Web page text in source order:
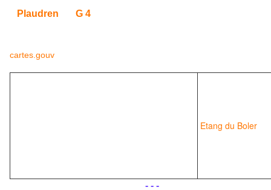
Plaudren G 4
cartes.gouv
Etang du Boler
- - -